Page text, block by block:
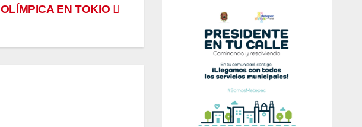
OLÍMPICA EN TOKIO